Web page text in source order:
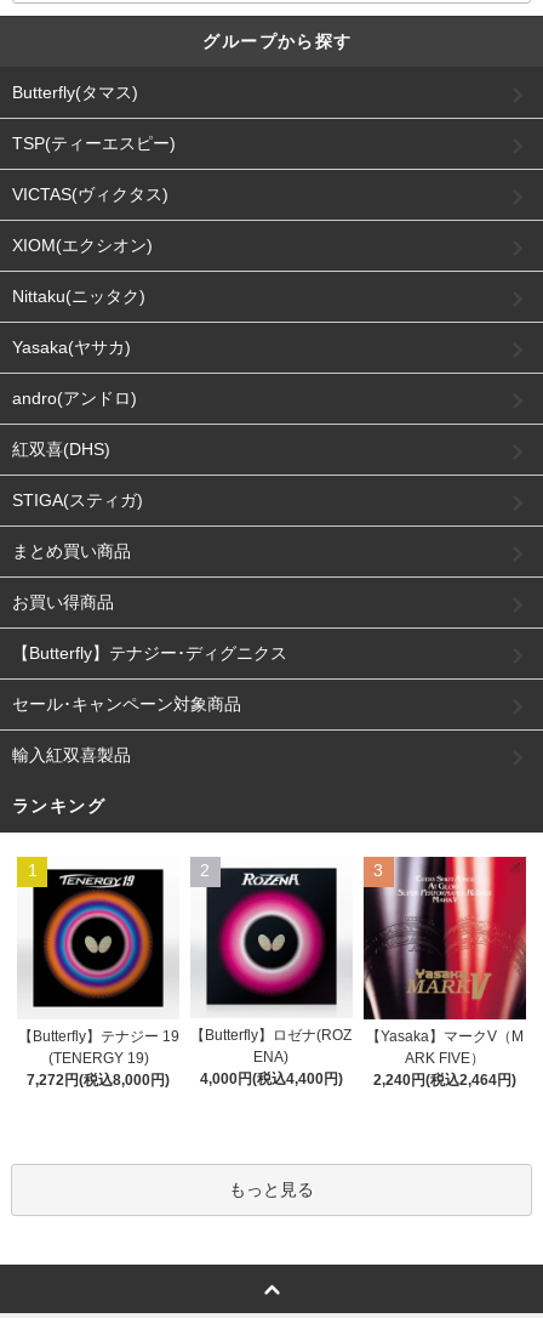
グループから探す
Butterfly(タマス)
TSP(ティーエスピー)
VICTAS(ヴィクタス)
XIOM(エクシオン)
Nittaku(ニッタク)
Yasaka(ヤサカ)
andro(アンドロ)
紅双喜(DHS)
STIGA(スティガ)
まとめ買い商品
お買い得商品
【Butterfly】テナジー･ディグニクス
セール･キャンペーン対象商品
輸入紅双喜製品
ランキング
1
【Butterfly】テナジー 19
(TENERGY 19)
7,272円(税込8,000円)
2
【Butterfly】ロゼナ(ROZ
ENA)
4,000円(税込4,400円)
3
【Yasaka】マークV（M
ARK FIVE）
2,240円(税込2,464円)
もっと見る